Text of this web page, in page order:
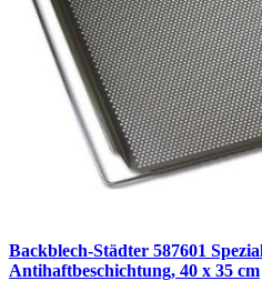
Backblech-Städter 587601
Antihaftbeschichtung, 40 x 35 cm